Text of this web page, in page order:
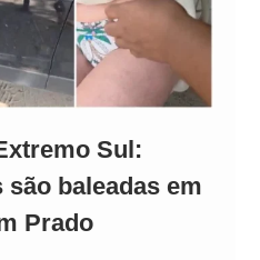
Sul:
baleadas em
Prado